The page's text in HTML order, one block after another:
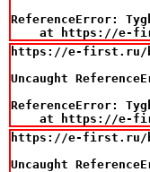
ReferenceError:
at https://e-
https://e-first.ru/
Uncaught
ReferenceError:
at https://e-
https://e-first.ru/
Uncaught